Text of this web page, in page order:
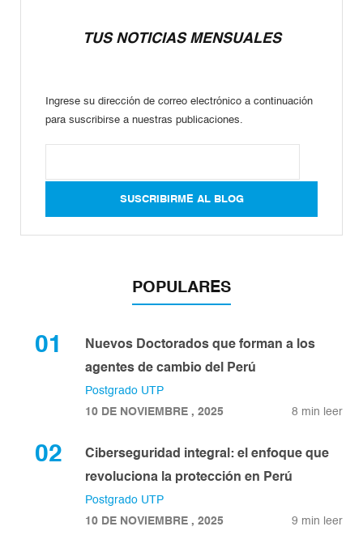
TUS NOTICIAS MENSUALES
Ingrese su dirección de correo electrónico a continuación
para suscribirse a nuestras publicaciones.
POPULARES
01
Nuevos Doctorados que forman a los
agentes de cambio del Perú
Postgrado UTP
10 DE NOVIEMBRE , 2025
8 min leer
02
Ciberseguridad integral: el enfoque que
revoluciona la protección en Perú
Postgrado UTP
10 DE NOVIEMBRE , 2025
9 min leer